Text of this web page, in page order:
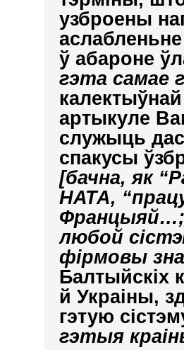
узброены
ў абароне
гэта самае
артыкуле
служыць
спакусы
[бачна, як
НАТА,
Францыяй…;
любой
фірмовы
Балтыйскіх
й Украіны,
гэтую
гэтыя